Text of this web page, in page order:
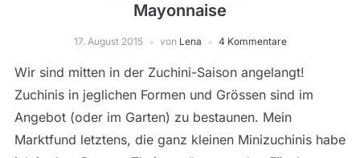
Mayonnaise
17. August 2015 von Lena 4 Kommentare
Wir sind mitten in der Zuchini-Saison angelangt!
Zuchinis in jeglichen Formen und Grössen sind im
Angebot (oder im Garten) zu bestaunen. Mein
Marktfund letztens, die ganz kleinen Minizuchinis habe